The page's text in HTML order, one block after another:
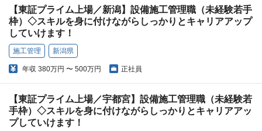
【東証プライム上場／新潟】設備施工管理職（未経験若手
枠）◇スキルを身に付けながらしっかりとキャリアアップ
していけます！
施工管理 新潟県
年収 380万円 〜 500万円 正社員
【東証プライム上場／宇都宮】設備施工管理職（未経験若
手枠）◇スキルを身に付けながらしっかりとキャリアアッ
プしていけます！